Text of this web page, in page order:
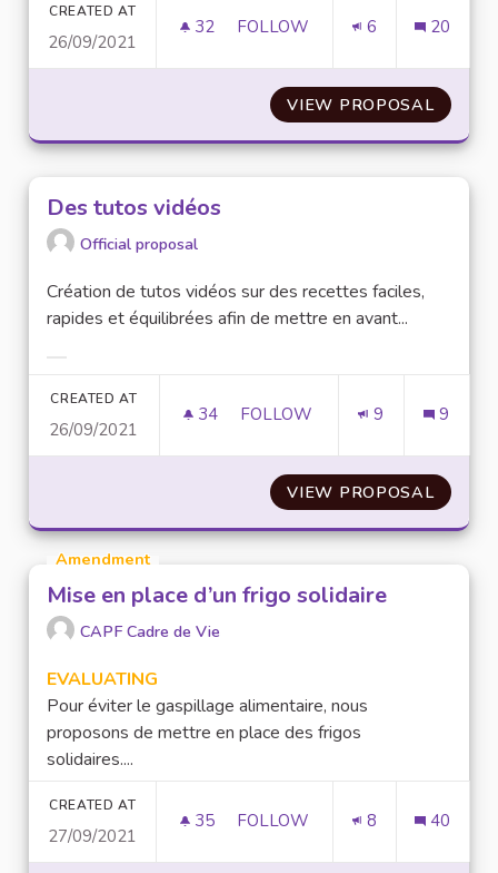
CREATED AT
26/09/2021
32 32 FOLLOWERS
FOLLOW 6 20
VIEW PROPOSAL
Des tutos vidéos
Official proposal
Création de tutos vidéos sur des recettes faciles,
rapides et équilibrées afin de mettre en avant...
CREATED AT
26/09/2021
34 34 FOLLOWERS
FOLLOW 9 9
VIEW PROPOSALDES
Amendment
Mise en place d’un frigo solidaire
CAPF Cadre de Vie
EVALUATING
Pour éviter le gaspillage alimentaire, nous
proposons de mettre en place des frigos
solidaires....
CREATED AT
27/09/2021
35 35 FOLLOWERS
FOLLOW 8 40